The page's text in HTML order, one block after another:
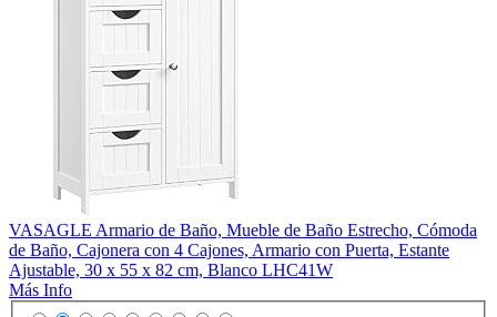
VASAGLE Armario de Baño, Mueble de Baño Estrecho, Cómoda
de Baño, Cajonera con 4 Cajones, Armario con Puerta, Estante
Ajustable, 30 x 55 x 82 cm, Blanco LHC41W
Más Info